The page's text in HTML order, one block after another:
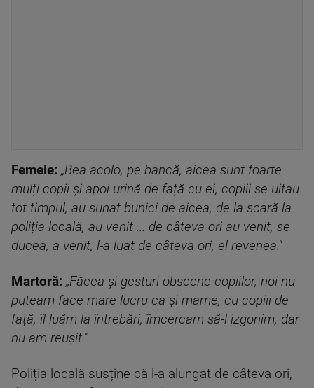
Femeie: „Bea acolo, pe bancă, aicea sunt foarte
mulți copii și apoi urină de față cu ei, copiii se uitau
tot timpul, au sunat bunici de aicea, de la scară la
poliția locală, au venit ... de câteva ori au venit, se
ducea, a venit, l-a luat de câteva ori, el revenea."
Martoră: „Făcea și gesturi obscene copiilor, noi nu
puteam face mare lucru ca și mame, cu copiii de
față, îl luăm la întrebări, îmcercam să-l izgonim, dar
nu am reușit."
Poliția locală susține că l-a alungat de câteva ori,